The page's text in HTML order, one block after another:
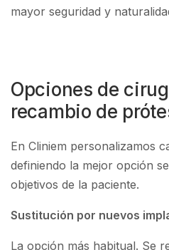
mayor seguridad y
Opciones de
recambio de
En Cliniem personalizamos
definiendo la mejor opción
objetivos de la paciente.
Sustitución por nuevos
La opción más habitual. Se